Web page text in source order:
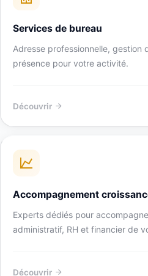
Services de bureau
Adresse professionnelle, gestion
présence pour votre activité.
Découvrir
Accompagnement
Experts dédiés pour
administratif, RH et financier de
Découvrir